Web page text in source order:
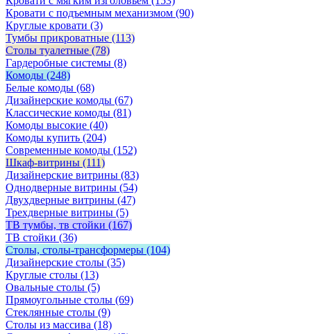
Кровати с подъемным механизмом (90)
Круглые кровати (3)
Тумбы прикроватные (113)
Столы туалетные (78)
Гардеробные системы (8)
Комоды (248)
Белые комоды (68)
Дизайнерские комоды (67)
Классические комоды (81)
Комоды высокие (40)
Комоды купить (204)
Современные комоды (152)
Шкаф-витрины (111)
Дизайнерские витрины (83)
Однодверные витрины (54)
Двухдверные витрины (47)
Трехдверные витрины (5)
ТВ тумбы, тв стойки (167)
ТВ стойки (36)
Столы, столы-трансформеры (104)
Дизайнерские столы (35)
Круглые столы (13)
Овальные столы (5)
Прямоугольные столы (69)
Стеклянные столы (9)
Столы из массива (18)